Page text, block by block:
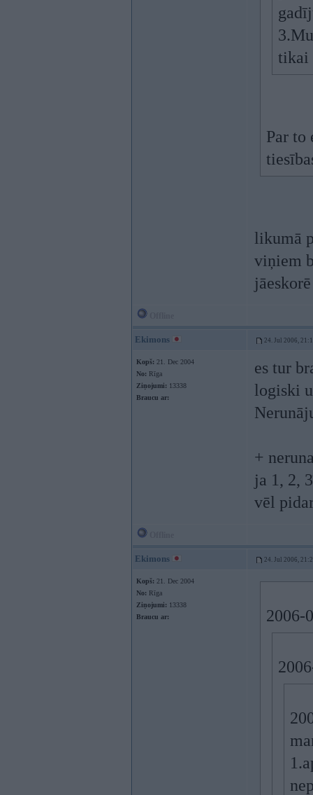
tikai
Par to
likumā
viņiem
Ekimons 24. Jul 2006,
Kopš: 21. Dec 2004
No: Rīga
Ziņojumi: 13338
Braucu ar:
es tur
logiski
+
ja 1, 2,
vēl
Ekimons 24. Jul 2006,
Kopš: 21. Dec 2004
No: Rīga
Ziņojumi: 13338
Braucu ar:
2006-